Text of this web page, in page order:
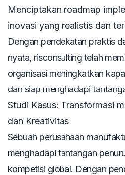
Menciptakan roadmap
inovasi yang realistis dan
Dengan pendekatan praktis
nyata, risconsulting telah
organisasi meningkatkan
dan siap menghadapi
Studi Kasus: Transformasi
dan Kreativitas
Sebuah perusahaan
menghadapi tantangan
kompetisi global. Dengan